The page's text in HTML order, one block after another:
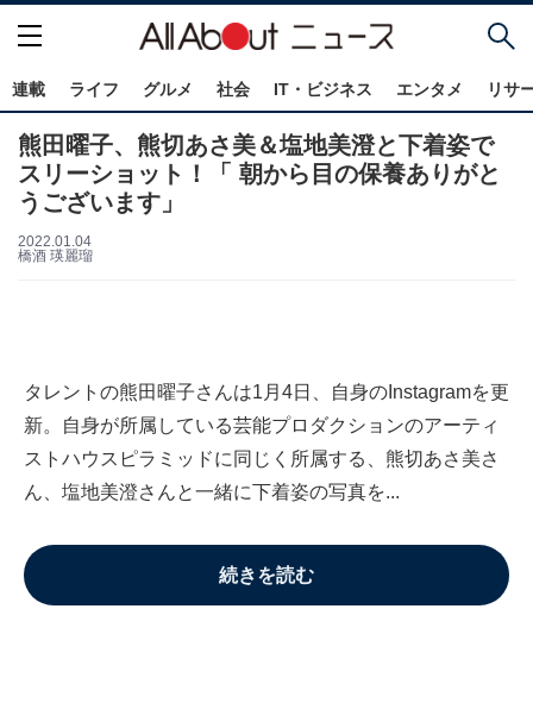
連載 ライフ グルメ 社会 IT・ビジネス エンタメ リサ
熊田曜子、熊切あさ美＆塩地美澄と下着姿で
スリーショット！「 朝から目の保養ありがと
うございます」
2022.01.04
橋酒 瑛麗瑠
タレントの熊田曜子さんは1月4日、自身のInstagramを更
新。自身が所属している芸能プロダクションのアーティ
ストハウスピラミッドに同じく所属する、熊切あさ美さ
ん、塩地美澄さんと一緒に下着姿の写真を...
続きを読む